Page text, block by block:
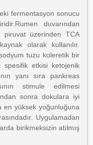
fermentasyon sonucu
duvarından
piruvat üzerinden TCA
olarak kullanılır.
tuzu koleretik bir
spesifik etkisi ketojenik
yanı sıra pankreas
stimule edilmesi
sonra dokulara iyi
en yüksek yoğunluğuna
Uygulamadan
birikmeksizin atılmış